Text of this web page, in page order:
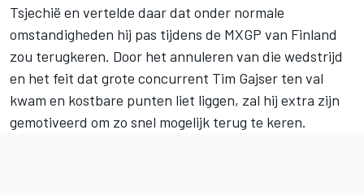
Tsjechië en vertelde daar dat onder normale
omstandigheden hij pas tijdens de MXGP van Finland
zou terugkeren. Door het annuleren van die wedstrijd
en het feit dat grote concurrent Tim Gajser ten val
kwam en kostbare punten liet liggen, zal hij extra zijn
gemotiveerd om zo snel mogelijk terug te keren.